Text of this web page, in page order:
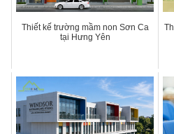
Thiết kế trường mầm non Sơn Ca
tại Hưng Yên